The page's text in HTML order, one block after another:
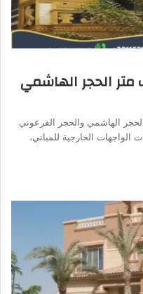
الحجر الهاشمي
مثل الحجر الهاشمي والحجر الفرعوني
الخارجية للمباني،